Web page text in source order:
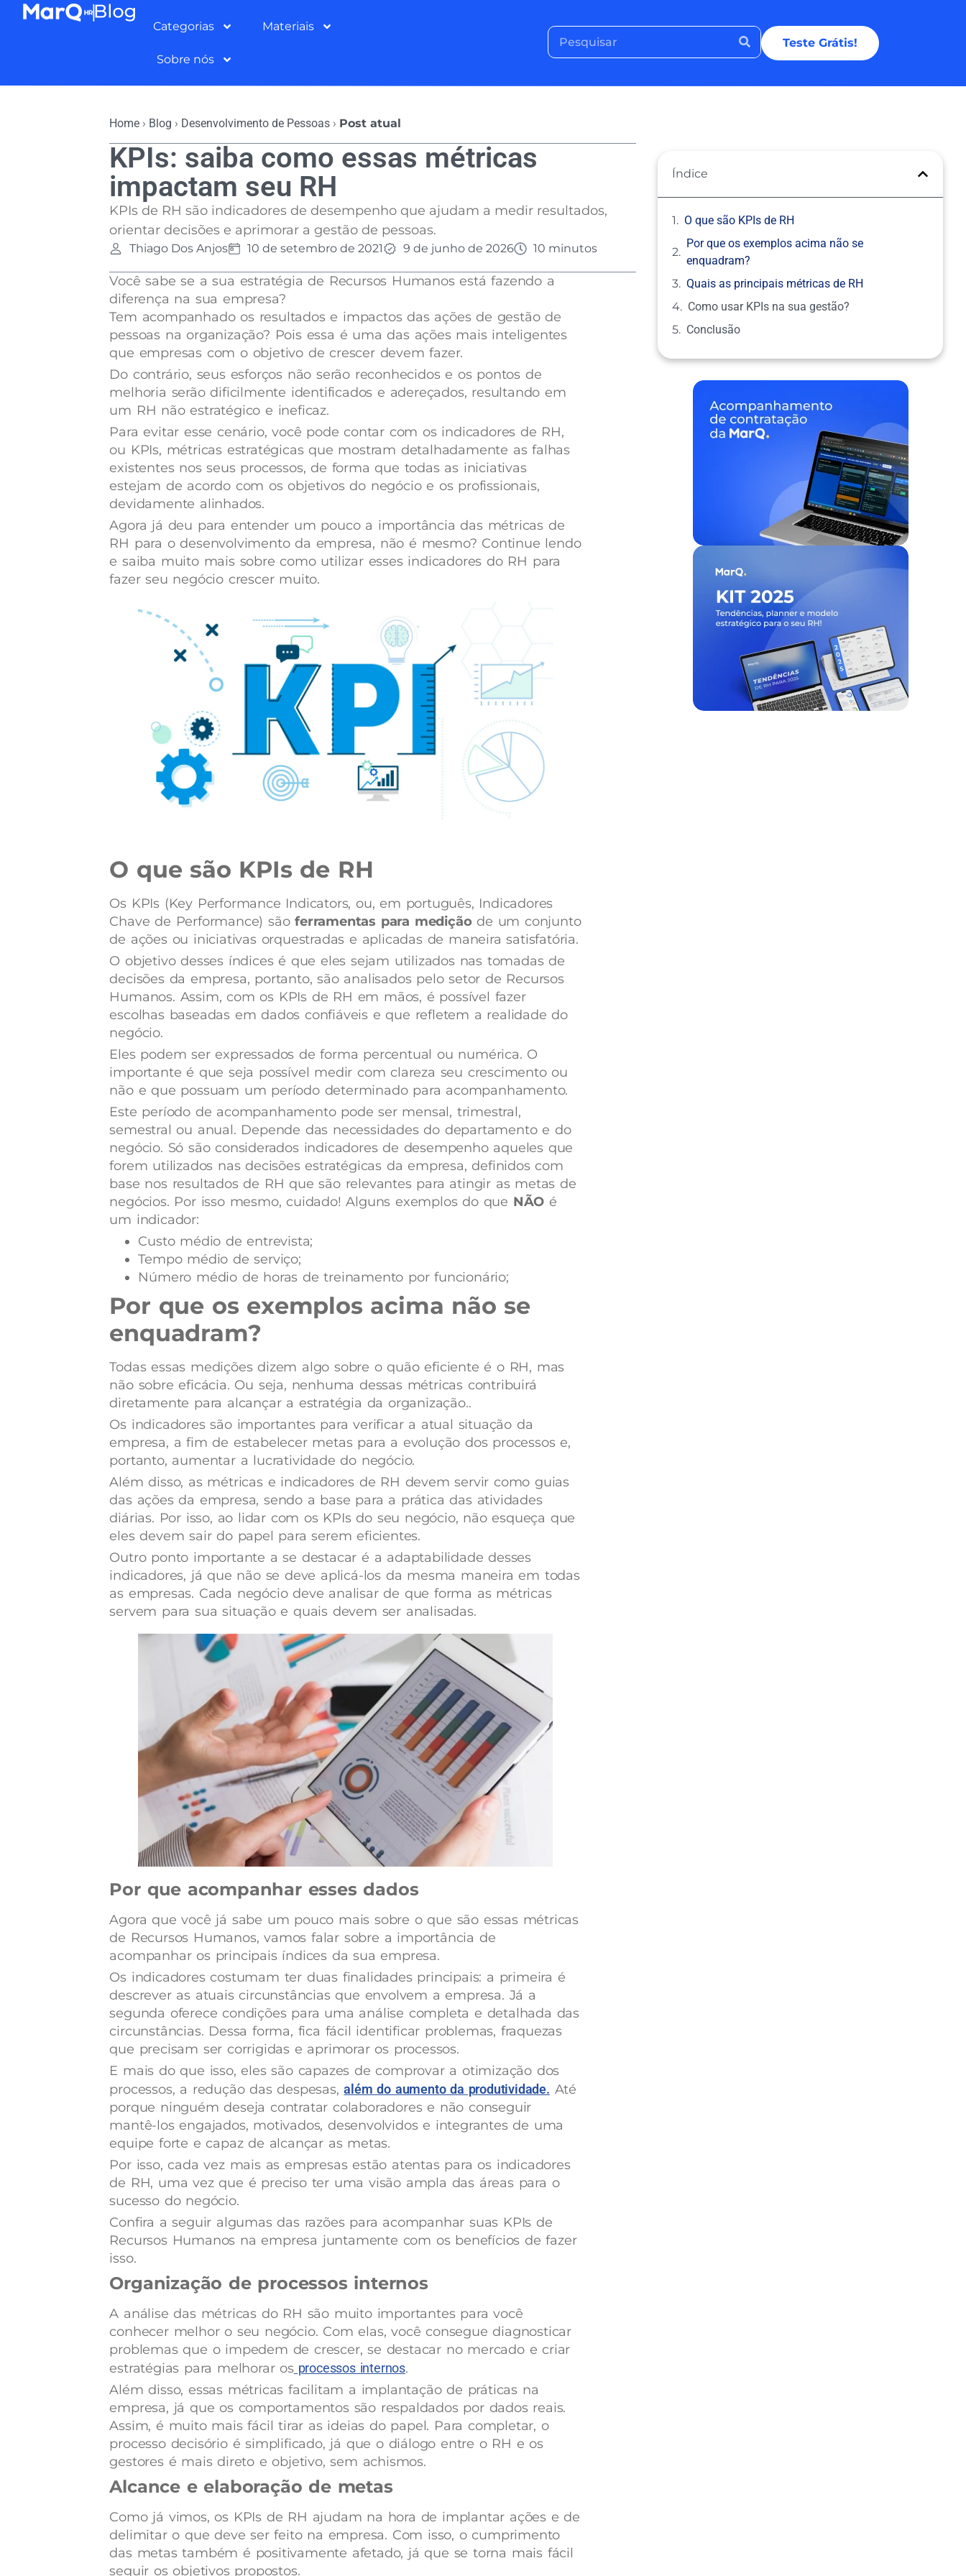
Categorias Materiais
Sobre nós
Teste Grátis!
Índice
O que são KPIs de RH
Por que os exemplos acima não se
enquadram?
Quais as principais métricas de RH
Como usar KPIs na sua gestão?
Conclusão
Home › Blog › Desenvolvimento de Pessoas › Post atual
KPIs: saiba como essas métricas
impactam seu RH
KPIs de RH são indicadores de desempenho que ajudam a medir resultados,
orientar decisões e aprimorar a gestão de pessoas.
Thiago Dos Anjos 10 de setembro de 2021 9 de junho de 2026 10 minutos
Você sabe se a sua estratégia de Recursos Humanos está fazendo a
diferença na sua empresa?
Tem acompanhado os resultados e impactos das ações de gestão de
pessoas na organização? Pois essa é uma das ações mais inteligentes
que empresas com o objetivo de crescer devem fazer.
Do contrário, seus esforços não serão reconhecidos e os pontos de
melhoria serão dificilmente identificados e adereçados, resultando em
um RH não estratégico e ineficaz.
Para evitar esse cenário, você pode contar com os indicadores de RH,
ou KPIs, métricas estratégicas que mostram detalhadamente as falhas
existentes nos seus processos, de forma que todas as iniciativas
estejam de acordo com os objetivos do negócio e os profissionais,
devidamente alinhados.
Agora já deu para entender um pouco a importância das métricas de
RH para o desenvolvimento da empresa, não é mesmo? Continue lendo
e saiba muito mais sobre como utilizar esses indicadores do RH para
fazer seu negócio crescer muito.
O que são KPIs de RH
Os KPIs (Key Performance Indicators, ou, em português, Indicadores
Chave de Performance) sãoferramentas para medição de um conjunto
de ações ou iniciativas orquestradas e aplicadas de maneira satisfatória.
O objetivo desses índices é que eles sejam utilizados nas tomadas de
decisões da empresa, portanto, são analisados pelo setor de Recursos
Humanos. Assim, com os KPIs de RH em mãos, é possível fazer
escolhas baseadas em dados confiáveis e que refletem a realidade do
negócio.
Eles podem ser expressados de forma percentual ou numérica. O
importante é que seja possível medir com clareza seu crescimento ou
não e que possuam um período determinado para acompanhamento.
Este período de acompanhamento pode ser mensal, trimestral,
semestral ou anual. Depende das necessidades do departamento e do
negócio. Só são considerados indicadores de desempenho aqueles que
forem utilizados nas decisões estratégicas da empresa, definidos com
base nos resultados de RH que são relevantes para atingir as metas de
negócios. Por isso mesmo, cuidado! Alguns exemplos do que NÃO é
um indicador:
Custo médio de entrevista;
Tempo médio de serviço;
Número médio de horas de treinamento por funcionário;
Por que os exemplos acima não se
enquadram?
Todas essas medições dizem algo sobre o quão eficiente é o RH, mas
não sobre eficácia. Ou seja, nenhuma dessas métricas contribuirá
diretamente para alcançar a estratégia da organização..
Os indicadores são importantes para verificar a atual situação da
empresa, a fim de estabelecer metas para a evolução dos processos e,
portanto, aumentar a lucratividade do negócio.
Além disso, as métricas e indicadores de RH devem servir como guias
das ações da empresa, sendo a base para a prática das atividades
diárias. Por isso, ao lidar com os KPIs do seu negócio, não esqueça que
eles devem sair do papel para serem eficientes.
Outro ponto importante a se destacar é a adaptabilidade desses
indicadores, já que não se deve aplicá-los da mesma maneira em todas
as empresas. Cada negócio deve analisar de que forma as métricas
servem para sua situação e quais devem ser analisadas.
Por que acompanhar esses dados
Agora que você já sabe um pouco mais sobre o que são essas métricas
de Recursos Humanos, vamos falar sobre a importância de
acompanhar os principais índices da sua empresa.
Os indicadores costumam ter duas finalidades principais: a primeira é
descrever as atuais circunstâncias que envolvem a empresa. Já a
segunda oferece condições para uma análise completa e detalhada das
circunstâncias. Dessa forma, fica fácil identificar problemas, fraquezas
que precisam ser corrigidas e aprimorar os processos.
E mais do que isso, eles são capazes de comprovar a otimização dos
processos, a redução das despesas,além do aumento da produtividade. Até
porque ninguém deseja contratar colaboradores e não conseguir
mantê-los engajados, motivados, desenvolvidos e integrantes de uma
equipe forte e capaz de alcançar as metas.
Por isso, cada vez mais as empresas estão atentas para os indicadores
de RH, uma vez que é preciso ter uma visão ampla das áreas para o
sucesso do negócio.
Confira a seguir algumas das razões para acompanhar suas KPIs de
Recursos Humanos na empresa juntamente com os benefícios de fazer
isso.
Organização de processos internos
A análise das métricas do RH são muito importantes para você
conhecer melhor o seu negócio. Com elas, você consegue diagnosticar
problemas que o impedem de crescer, se destacar no mercado e criar
estratégias para melhorar osprocessos internos.
Além disso, essas métricas facilitam a implantação de práticas na
empresa, já que os comportamentos são respaldados por dados reais.
Assim, é muito mais fácil tirar as ideias do papel. Para completar, o
processo decisório é simplificado, já que o diálogo entre o RH e os
gestores é mais direto e objetivo, sem achismos.
Alcance e elaboração de metas
Como já vimos, os KPIs de RH ajudam na hora de implantar ações e de
delimitar o que deve ser feito na empresa. Com isso, o cumprimento
das metas também é positivamente afetado, já que se torna mais fácil
seguir os objetivos propostos.